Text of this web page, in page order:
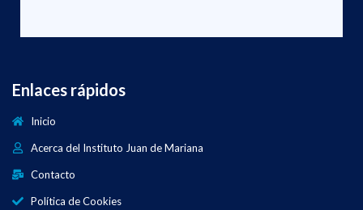
Enlaces rápidos
Inicio
Acerca del Instituto Juan de Mariana
Contacto
Política de Cookies